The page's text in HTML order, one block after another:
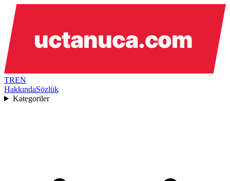
TREN
HakkındaSözlük
Kategoriler